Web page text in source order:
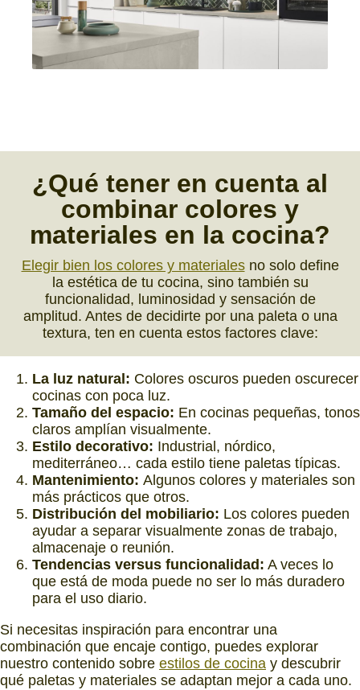
¿Qué tener en cuenta al
combinar colores y
materiales en la cocina?
Elegir bien los colores y materialesno solo define
la estética de tu cocina, sino también su
funcionalidad, luminosidad y sensación de
amplitud. Antes de decidirte por una paleta o una
textura, ten en cuenta estos factores clave:
La luz natural: Colores oscuros pueden oscurecer
cocinas con poca luz.
Tamaño del espacio: En cocinas pequeñas, tonos
claros amplían visualmente.
Estilo decorativo: Industrial, nórdico,
mediterráneo… cada estilo tiene paletas típicas.
Mantenimiento: Algunos colores y materiales son
más prácticos que otros.
Distribución del mobiliario: Los colores pueden
ayudar a separar visualmente zonas de trabajo,
almacenaje o reunión.
Tendencias versus funcionalidad: A veces lo
que está de moda puede no ser lo más duradero
para el uso diario.
Si necesitas inspiración para encontrar una
combinación que encaje contigo, puedes explorar
nuestro contenido sobre estilos de cocina y descubrir
qué paletas y materiales se adaptan mejor a cada uno.